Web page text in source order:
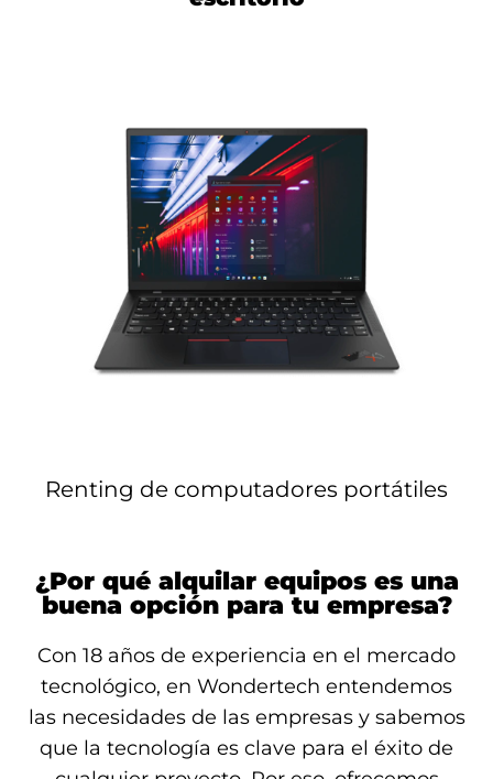
Renting de computadores portátiles
¿Por qué alquilar equipos es una
buena opción para tu empresa?
Con 18 años de experiencia en el mercado
tecnológico, en Wondertech entendemos
las necesidades de las empresas y sabemos
que la tecnología es clave para el éxito de